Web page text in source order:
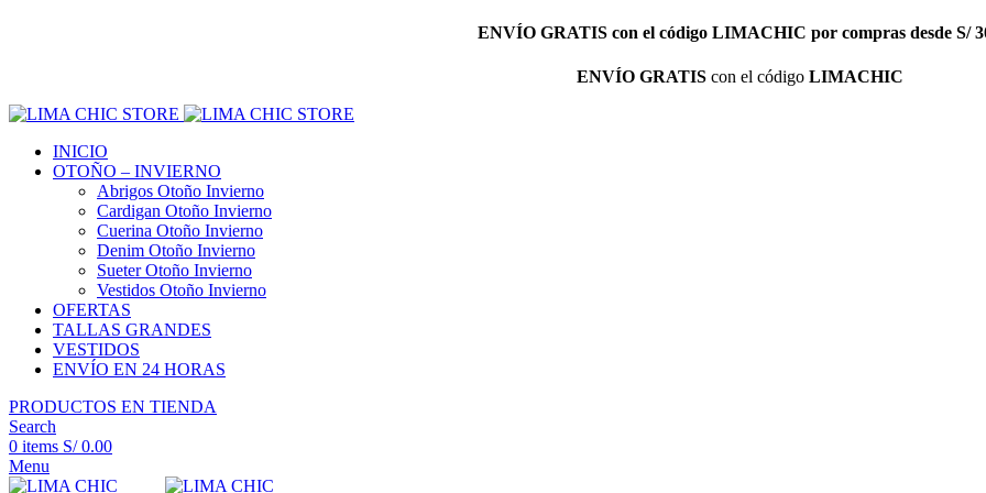
ENVÍO GRATIS con el código LIMACHIC por compras desde S/
ENVÍO GRATIScon el código LIMACHIC
INICIO
OTOÑO – INVIERNO
Abrigos Otoño Invierno
Cardigan Otoño Invierno
Cuerina Otoño Invierno
Denim Otoño Invierno
Sueter Otoño Invierno
Vestidos Otoño Invierno
OFERTAS
TALLAS GRANDES
VESTIDOS
ENVÍO EN 24 HORAS
PRODUCTOS EN TIENDA
Search
0 items S/0.00
Menu